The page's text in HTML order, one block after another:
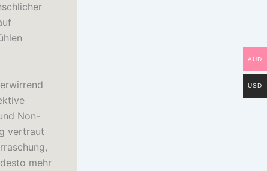
Non-
vertraut
mehr
AUD
USD